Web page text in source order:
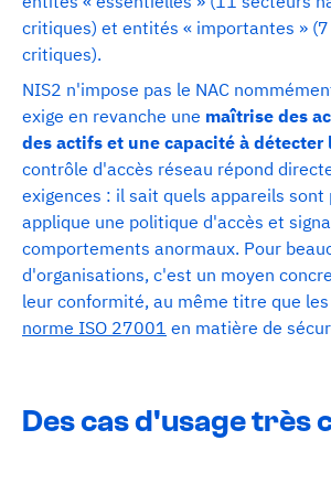
critiques) et entités « importantes »
critiques).
NIS2 n'impose pas le NAC
exige en revanche une maîtrise des
des actifs et une capacité à
contrôle d'accès réseau répond
exigences : il sait quels appareils sont
applique une politique d'accès et
comportements anormaux. Pour
d'organisations, c'est un moyen
leur conformité, au même titre que
norme ISO 27001 en matière de
Des cas d'usage très